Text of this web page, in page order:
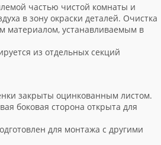
частью чистой комнаты и
в зону окраски деталей. Очистка
материалом, устанавливаемым в
из отдельных секций
закрыты оцинкованным листом.
боковая сторона открыта для
для монтажа с другими